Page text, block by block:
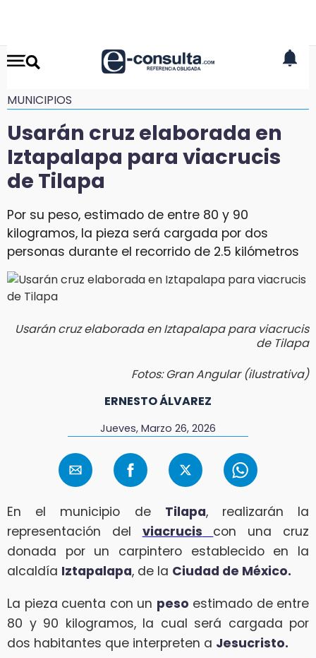
MUNICIPIOS
Usarán cruz elaborada en
Iztapalapa para viacrucis
de Tilapa
Por su peso, estimado de entre 80 y 90
kilogramos, la pieza será cargada por dos
personas durante el recorrido de 2.5 kilómetros
Usarán cruz elaborada en Iztapalapa para viacrucis
de Tilapa
Fotos: Gran Angular (ilustrativa)
ERNESTO ÁLVAREZ
Jueves, Marzo 26, 2026
En el municipio de Tilapa, realizarán la
representación del viacrucis
con una cruz
donada por un carpintero establecido en la
alcaldía Iztapalapa, de la Ciudad de México.
La pieza cuenta con un peso estimado de entre
80 y 90 kilogramos, la cual será cargada por
dos habitantes que interpreten a Jesucristo.